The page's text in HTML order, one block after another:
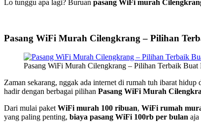
Lo tunggu apa lagi? Buruan pasang WiFi murah
Pasang WiFi Murah Cilengkrang – Pilihan
Pasang WiFi Murah Cilengkrang – Pilihan Terbaik
Zaman sekarang, nggak ada internet di rumah tuh ibarat hidup
hadir dengan berbagai pilihan Pasang WiFi Murah
Dari mulai paketWiFi murah 100 ribuan, WiFi rumah
yang paling penting, biaya pasang WiFi 100rb per bulan aja